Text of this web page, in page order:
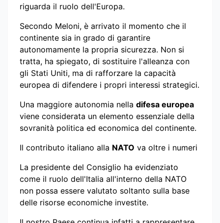
riguarda il ruolo dell'Europa.
Secondo Meloni, è arrivato il momento che il
continente sia in grado di garantire
autonomamente la propria sicurezza. Non si
tratta, ha spiegato, di sostituire l'alleanza con
gli Stati Uniti, ma di rafforzare la capacità
europea di difendere i propri interessi strategici.
Una maggiore autonomia nella difesa europea
viene considerata un elemento essenziale della
sovranità politica ed economica del continente.
Il contributo italiano alla NATO va oltre i numeri
La presidente del Consiglio ha evidenziato
come il ruolo dell'Italia all'interno della NATO
non possa essere valutato soltanto sulla base
delle risorse economiche investite.